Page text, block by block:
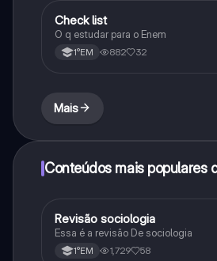
Geografia
Check list
O q estudar para o Enem
1°EM 882 32
Mais
Conteúdos mais populares
Sociologia
Revisão sociologia
Essa é a revisão De sociologia
1°EM 1,729 58